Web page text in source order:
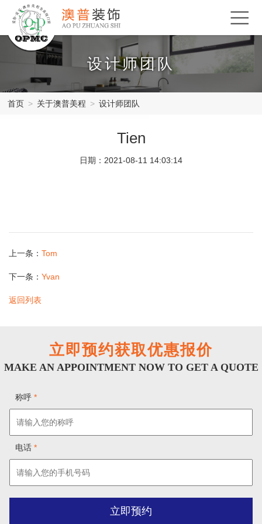
设计师团队
首页 > 关于澳普美程 > 设计师团队
Tien
日期：2021-08-11 14:03:14
上一条： Tom
下一条： Yvan
返回列表
立即预约获取优惠报价
MAKE AN APPOINTMENT NOW TO GET A QUOTE
称呼 *
电话 *